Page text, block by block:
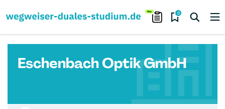
0
Eschenbach Optik GmbH